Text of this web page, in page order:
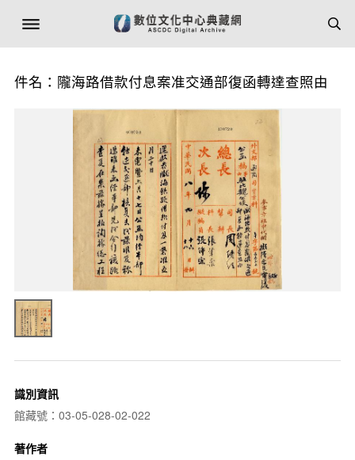
件名：隴海路借款付息案准交通部復函轉達查照由
識別資訊
館藏號：03-05-028-02-022
著作者